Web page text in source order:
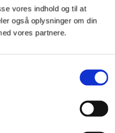
vores indhold og til at
også oplysninger om din
vores partnere.